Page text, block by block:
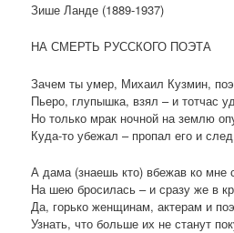
Зише Ланде (1889-1937)
НА СМЕРТЬ РУССКОГО ПОЭТА
Зачем ты умер, Михаил Кузмин,
Пьеро, глупышка, взял – и тотчас
Но только мрак ночной на землю
Куда-то убежал – пропал его и
А дама (знаешь кто) вбежав ко мне
На шею бросилась – и сразу же в
Да, горько женщинам, актерам и
Узнать, что больше их не станут